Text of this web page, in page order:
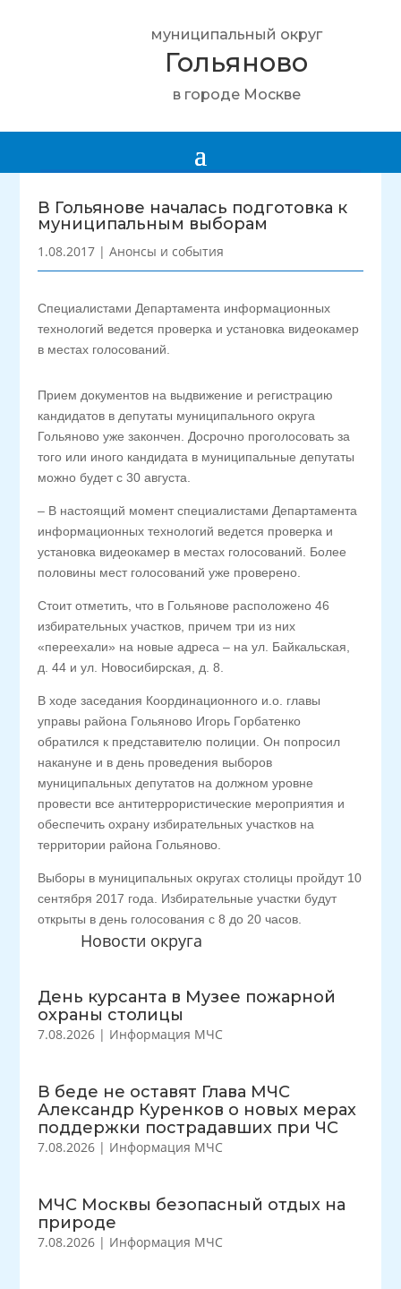
муниципальный округ
Гольяново
в городе Москве
Новости округа
День курсанта в Музее пожарной
охраны столицы
7.08.2026 | Информация МЧС
В беде не оставят Глава МЧС
Александр Куренков о новых мерах
поддержки пострадавших при ЧС
7.08.2026 | Информация МЧС
МЧС Москвы безопасный отдых на
природе
7.08.2026 | Информация МЧС
В Гольянове началась подготовка к
муниципальным выборам
1.08.2017 |Анонсы и события
Специалистами Департамента информационных
технологий ведется проверка и установка видеокамер
в местах голосований.
Прием документов на выдвижение и регистрацию
кандидатов в депутаты муниципального округа
Гольяново уже закончен. Досрочно проголосовать за
того или иного кандидата в муниципальные депутаты
можно будет с 30 августа.
– В настоящий момент специалистами Департамента
информационных технологий ведется проверка и
установка видеокамер в местах голосований. Более
половины мест голосований уже проверено.
Стоит отметить, что в Гольянове расположено 46
избирательных участков, причем три из них
«переехали» на новые адреса – на ул. Байкальская,
д. 44 и ул. Новосибирская, д. 8.
В ходе заседания Координационного и.о. главы
управы района Гольяново Игорь Горбатенко
обратился к представителю полиции. Он попросил
накануне и в день проведения выборов
муниципальных депутатов на должном уровне
провести все антитеррористические мероприятия и
обеспечить охрану избирательных участков на
территории района Гольяново.
Выборы в муниципальных округах столицы пройдут 10
сентября 2017 года. Избирательные участки будут
открыты в день голосования с 8 до 20 часов.